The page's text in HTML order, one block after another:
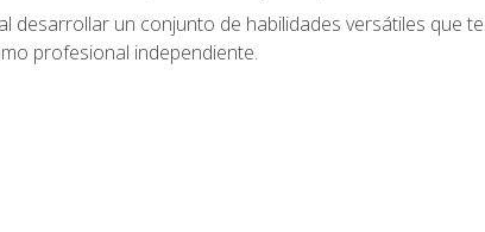
desarrollar un conjunto de habilidades versátiles que
profesional independiente.